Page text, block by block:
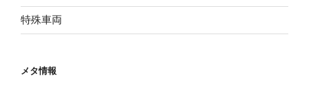
特殊車両
メタ情報